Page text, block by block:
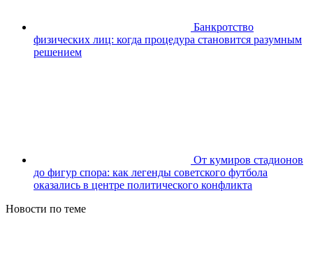
Банкротство
физических лиц: когда процедура становится разумным
решением
От кумиров стадионов
до фигур спора: как легенды советского футбола
оказались в центре политического конфликта
Новости по теме